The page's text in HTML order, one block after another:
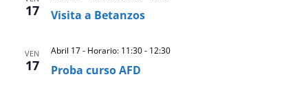
17 Visita a Betanzos
VEN
17 Proba curso AFD
Abril 17 - Horario: 11:30- 12:30